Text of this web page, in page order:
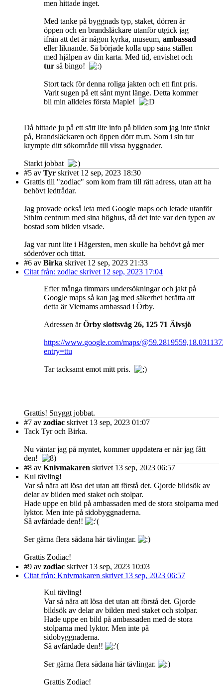
men hittade inget.
Med tanke på byggnads typ, staket, dörren är
öppen och en brandsläckare utanför utgick jag
ifrån att det är någon kyrka, museum, ambassad
eller liknande. Så började kolla upp såna ställen
med hjälpen av din karta. Med tid, envishet och
tur så bingo!
Stort tack för denna roliga jakten och ett fint pris.
Varit sugen på ett sånt mynt länge. Detta kommer
bli min alldeles första Maple!
Då hittade ju på ett sätt lite info på bilden som jag inte tänkt
på, Brandsläckaren och öppen dörr m.m. Som i sin tur
krympte ditt sökområde till vissa byggnader.
Starkt jobbat
#5 av Tyr skrivet 12 sep, 2023 18:30
Grattis till "zodiac" som kom fram till rätt adress, utan att ha
behövt ledtrådar.
Jag provade också leta med Google maps och letade utanför
Sthlm centrum med sina höghus, då det inte var den typen av
bostad som bilden visade.
Jag var runt lite i Hägersten, men skulle ha behövt gå mer
söderöver och tittat.
#6 av Birka skrivet 12 sep, 2023 21:33
Citat från: zodiac skrivet 12 sep, 2023 17:04
Efter många timmars undersökningar och jakt på
Google maps så kan jag med säkerhet berätta att
detta är Vietnams ambassad i Örby.
Adressen ärÖrby slottsväg 26, 125 71 Älvsjö
https://www.google.com/maps/
entry=ttu
Tar tacksamt emot mitt pris.
Grattis! Snyggt jobbat.
#7 av zodiac skrivet 13 sep, 2023 01:07
Tack Tyr och Birka.
Nu väntar jag på myntet, kommer uppdatera er när jag fått
den!
#8 av Knivmakaren skrivet 13 sep, 2023 06:57
Kul tävling!
Var så nära att lösa det utan att förstå det. Gjorde bildsök av
delar av bilden med staket och stolpar.
Hade uppe en bild på ambassaden med de stora stolparna med
lyktor. Men inte på sidobyggnaderna.
Så avfärdade den!!
Ser gärna flera sådana här tävlingar.
Grattis Zodiac!
#9 av zodiac skrivet 13 sep, 2023 10:03
Citat från: Knivmakaren skrivet 13 sep, 2023 06:57
Kul tävling!
Var så nära att lösa det utan att förstå det. Gjorde
bildsök av delar av bilden med staket och stolpar.
Hade uppe en bild på ambassaden med de stora
stolparna med lyktor. Men inte på
sidobyggnaderna.
Så avfärdade den!!
Ser gärna flera sådana här tävlingar.
Grattis Zodiac!